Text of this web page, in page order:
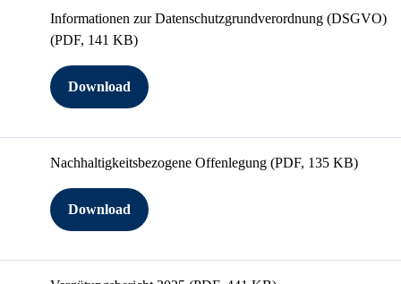
Informationen zur Datenschutzgrundverordnung (DSGVO)
(PDF, 141 KB)
Download
Nachhaltigkeitsbezogene Offenlegung (PDF, 135 KB)
Download